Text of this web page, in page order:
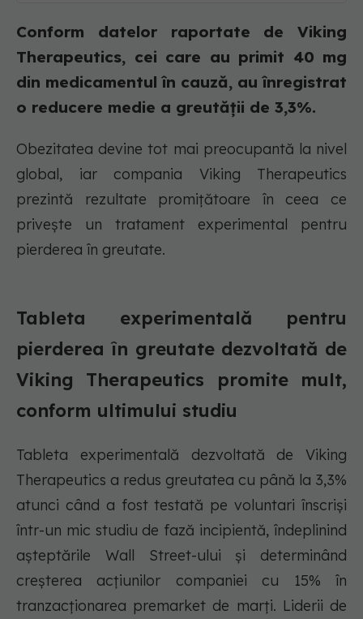
Conform datelor raportate de Viking
Therapeutics, cei care au primit 40 mg
din medicamentul în cauză, au înregistrat
o reducere medie a greutății de 3,3%.
Obezitatea devine tot mai preocupantă la nivel
global, iar compania Viking Therapeutics
prezintă rezultate promițătoare în ceea ce
privește un tratament experimental pentru
pierderea în greutate.
Tableta experimentală pentru
pierderea în greutate dezvoltată de
Viking Therapeutics promite mult,
conform ultimului studiu
Tableta experimentală dezvoltată de Viking
Therapeutics a redus greutatea cu până la 3,3%
atunci când a fost testată pe voluntari înscriși
într-un mic studiu de fază incipientă, îndeplinind
așteptările Wall Street-ului și determinând
creșterea acțiunilor companiei cu 15% în
tranzacționarea premarket de marți. Liderii de